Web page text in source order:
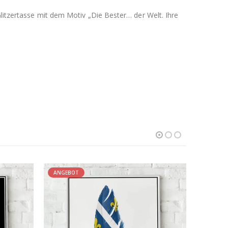
mit dem Motiv „Die Bester… der Welt. Ihre
ANGEBOT